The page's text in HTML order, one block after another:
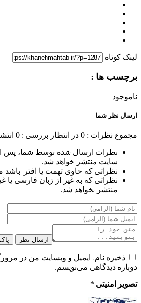
لینک کوتاه
برچسب ها :
ناموجود
ارسال نظر شما
مجموع نظرات : 0 در انتظار بررسی : 0
نظرات ارسال شده توسط شما، پس از
سایت منتشر خواهد شد.
نظراتی که حاوی تهمت یا افترا باشد
نظراتی که به غیر از زبان فارسی یا
منتشر نخواهد شد.
ارسال نظر
ذخیره نام، ایمیل و وبسایت من در
دوباره دیدگاهی می‌نویسم.
تصویر امنیتی *